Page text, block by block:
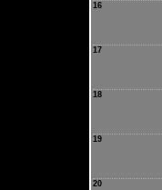
16
17
18
19
20